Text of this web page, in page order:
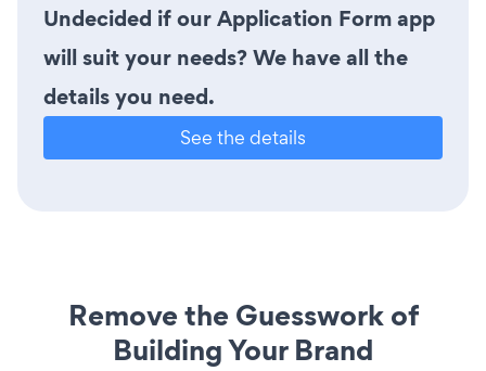
Undecided if our Application Form app
will suit your needs? We have all the
details you need.
See the details
Remove the Guesswork of
Building Your Brand